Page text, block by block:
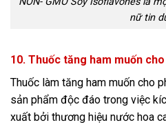
nữ tin
10. Thuốc tăng ham muốn
Thuốc làm tăng ham muốn cho
sản phẩm độc đáo trong việc
xuất bởi thương hiệu nước hoa